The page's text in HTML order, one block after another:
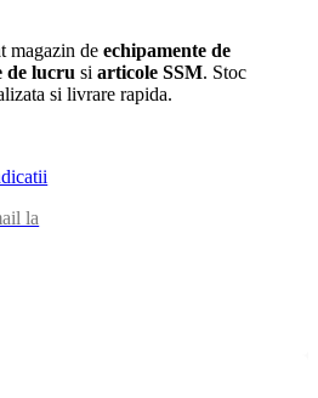
magazin deechipamente de
de lucru siarticole SSM. Stoc
si livrare rapida.
la